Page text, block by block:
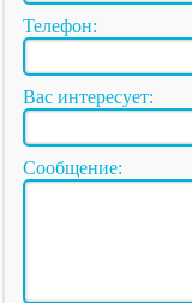
Телефон:
Вас интересует:
Сообщение: